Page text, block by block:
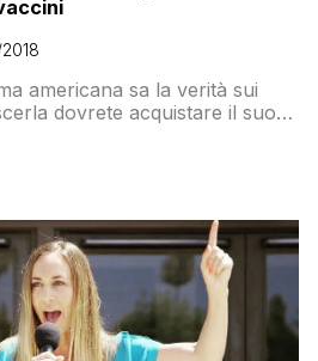
americana sa la verità sui
dovrete acquistare il suo
nella Bibbia non è mai
la parola “vaccini” e che i